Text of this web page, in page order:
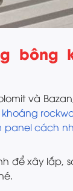
bông
và
khoáng
panel cách
để xây lắp,